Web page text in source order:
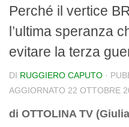
Perché il vertice
l’ultima speranza
evitare la terza
DI RUGGIERO CAPUTO ·
AGGIORNATO 22 OTTOBRE
di OTTOLINA TV